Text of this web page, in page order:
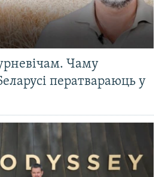
Чаму
ператвараюць у